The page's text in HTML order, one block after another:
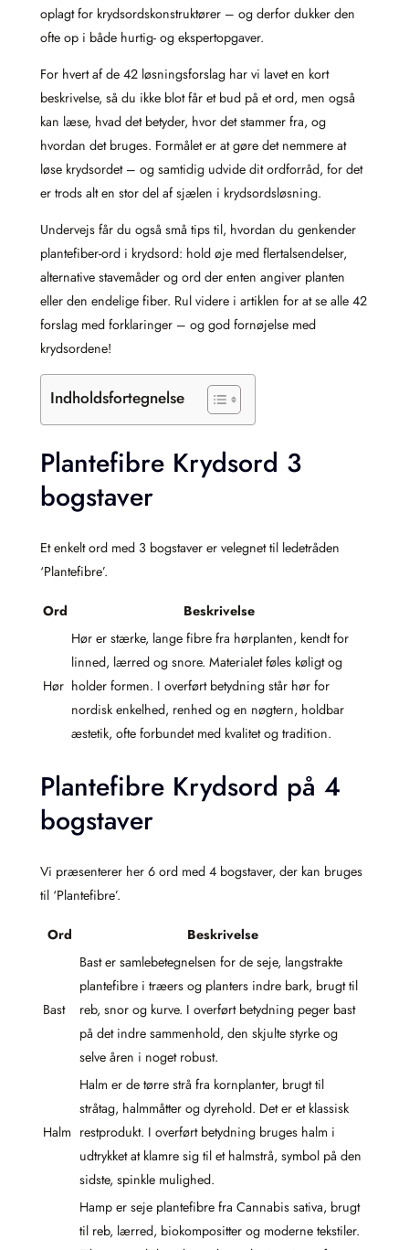
oplagt for krydsordskonstruktører – og derfor dukker den
ofte op i både hurtig‑ og ekspertopgaver.
For hvert af de 42 løsningsforslag har vi lavet en kort
beskrivelse, så du ikke blot får et bud på et ord, men også
kan læse, hvad det betyder, hvor det stammer fra, og
hvordan det bruges. Formålet er at gøre det nemmere at
løse krydsordet – og samtidig udvide dit ordforråd, for det
er trods alt en stor del af sjælen i krydsordsløsning.
Undervejs får du også små tips til, hvordan du genkender
plantefiber‑ord i krydsord: hold øje med flertalsendelser,
alternative stavemåder og ord der enten angiver planten
eller den endelige fiber. Rul videre i artiklen for at se alle 42
forslag med forklaringer – og god fornøjelse med
krydsordene!
Indholdsfortegnelse
Plantefibre Krydsord 3
bogstaver
Et enkelt ord med 3 bogstaver er velegnet til ledetråden
‘Plantefibre’.
Ord Beskrivelse
Hør
Hør er stærke, lange fibre fra hørplanten, kendt for
linned, lærred og snore. Materialet føles køligt og
holder formen. I overført betydning står hør for
nordisk enkelhed, renhed og en nøgtern, holdbar
æstetik, ofte forbundet med kvalitet og tradition.
Plantefibre Krydsord på 4
bogstaver
Vi præsenterer her 6 ord med 4 bogstaver, der kan bruges
til ‘Plantefibre’.
Ord Beskrivelse
Bast
Bast er samlebetegnelsen for de seje, langstrakte
plantefibre i træers og planters indre bark, brugt til
reb, snor og kurve. I overført betydning peger bast
på det indre sammenhold, den skjulte styrke og
selve åren i noget robust.
Halm
Halm er de tørre strå fra kornplanter, brugt til
stråtag, halmmåtter og dyrehold. Det er et klassisk
restprodukt. I overført betydning bruges halm i
udtrykket at klamre sig til et halmstrå, symbol på den
sidste, spinkle mulighed.
Hamp er seje plantefibre fra Cannabis sativa, brugt
til reb, lærred, biokompositter og moderne tekstiler.